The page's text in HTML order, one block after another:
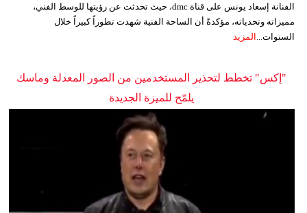
الفنانة إسعاد يونس على قناة dmc، حيث تحدثت عن رؤيتها للوسط الفني،
مميزاته وتحدياته، مؤكدةً أن الساحة الفنية شهدت تطوراً كبيراً خلال
السنوات...
المزيد
"إكس" تخطط لتحذير المستخدمين من الصور المعدلة وماسك
يلمّح للميزة الجديدة